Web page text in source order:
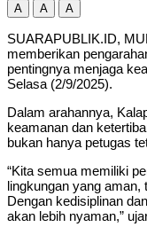
A A A
SUARAPUBLIK.ID,
memberikan
pentingnya menjaga
Selasa (2/9/2025).
Dalam arahannya,
keamanan dan
bukan hanya petugas
“Kita semua memiliki
lingkungan yang aman,
Dengan kedisiplinan
akan lebih nyaman,”